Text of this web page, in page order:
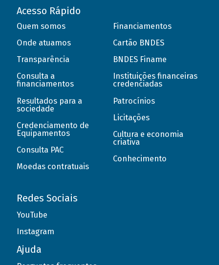
Acesso Rápido
Quem somos
Onde atuamos
Transparência
Consulta a
financiamentos
Resultados para a
sociedade
Credenciamento de
Equipamentos
Consulta PAC
Moedas contratuais
Financiamentos
Cartão BNDES
BNDES Finame
Instituições financeiras
credenciadas
Patrocínios
Licitações
Cultura e economia
criativa
Conhecimento
Redes Sociais
YouTube
Instagram
Ajuda